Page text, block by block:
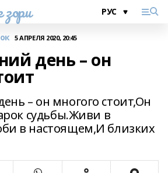
зори
5 АПРЕЛЯ 2020, 20:45
день – он
– он многого стоит,Он
судьбы.Живи в
в настоящем,И близких